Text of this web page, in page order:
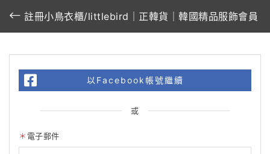
註冊小鳥衣櫃/littlebird｜正韓貨｜韓國精品服飾會員
以Facebook帳號繼續
或
電子郵件